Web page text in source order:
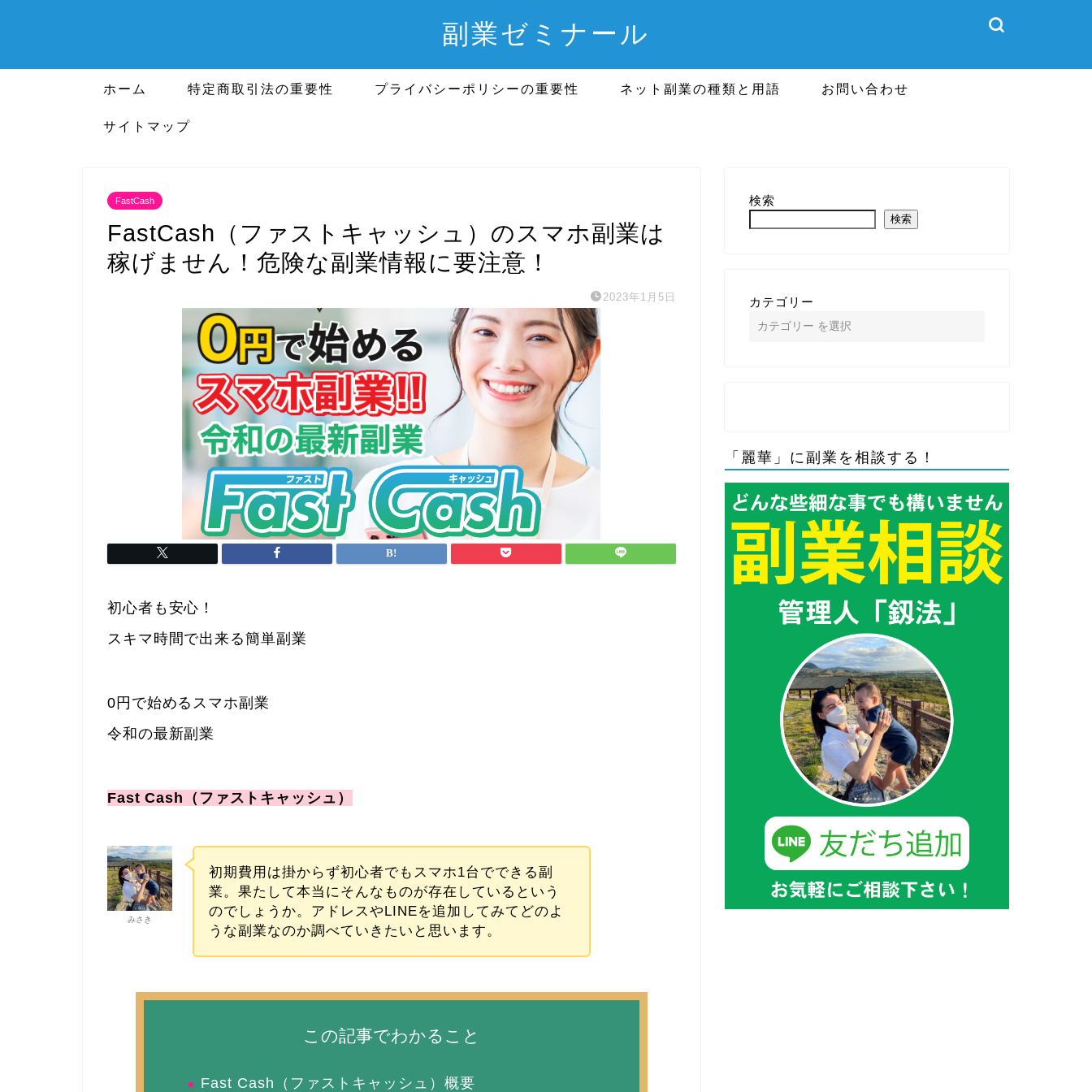
副業ゼミナール
ホーム 特定商取引法の重要性 プライバシーポリシーの重要性 ネット副業の種類と用語 お問い合わせ
サイトマップ
FastCash
FastCash（ファストキャッシュ）のスマホ副業は
稼げません！危険な副業情報に要注意！
2023年1月5日
初心者も安心！
スキマ時間で出来る簡単副業
0円で始めるスマホ副業
令和の最新副業
Fast Cash（ファストキャッシュ）
みさき
初期費用は掛からず初心者でもスマホ1台でできる副
業。果たして本当にそんなものが存在しているという
のでしょうか。アドレスやLINEを追加してみてどのよ
うな副業なのか調べていきたいと思います。
この記事でわかること
Fast Cash（ファストキャッシュ）概要
検索
検索
カテゴリー
「麗華」に副業を相談する！